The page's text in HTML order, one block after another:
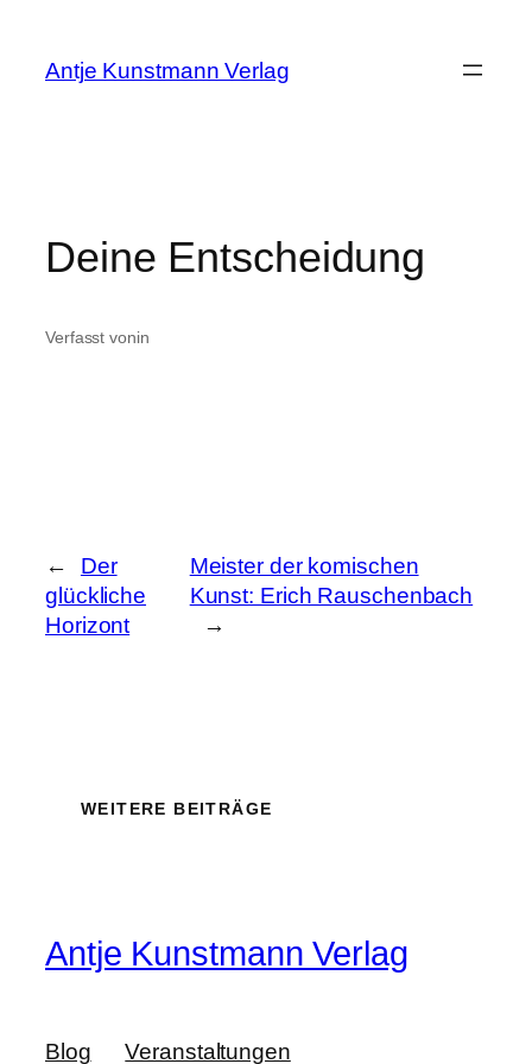
springen
Antje Kunstmann Verlag
Deine Entscheidung
Verfasst vonin
←
Der
glückliche
Horizont
Meister der komischen
Kunst: Erich Rauschenbach
→
WEITERE BEITRÄGE
Antje Kunstmann Verlag
Blog Veranstaltungen